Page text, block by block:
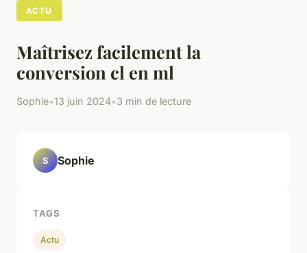
ACTU
Maîtrisez facilement la
conversion cl en ml
Sophie•13 juin 2024•3 min de lecture
S Sophie
TAGS
Actu